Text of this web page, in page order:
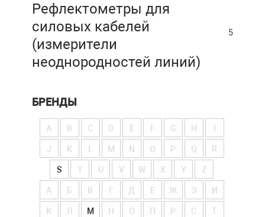
Рефлектометры для
силовых кабелей
(измерители
неоднородностей линий)
5
БРЕНДЫ
A B C D E F G H
J K M N O P Q R
S T V W X Y Z
А Б В Г Д Е Ж З И
К Л М Н О П Р С Т